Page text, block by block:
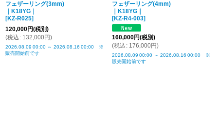
フェザーリング(3mm)
｜K18YG｜
[KZ-R025]
120,000円(税別)
(税込 : 132,000円)
2026.08.09 00:00 ～ 2026.08.16 00:00 ※
販売開始前です
フェザーリング(4mm)
｜K18YG｜
[KZ-R4-003]
160,000円(税別)
(税込 : 176,000円)
2026.08.09 00:00 ～ 2026.08.16 00:00 ※
販売開始前です